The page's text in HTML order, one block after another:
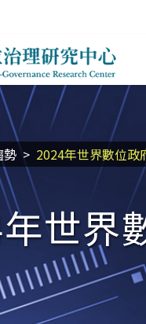
研究中
勢 2024年世界數位政
世界